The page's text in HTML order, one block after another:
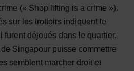
(« Shop lifting is a crime »).
sur les trottoirs indiquent le
furent déjoués dans le quartier.
Singapour puisse commettre
semblent marcher droit et